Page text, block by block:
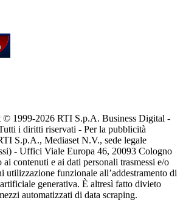
© 1999-2026 RTI S.p.A. Business Digital -
i diritti riservati - Per la pubblicità
S.p.A., Mediaset N.V., sede legale
- Uffici Viale Europa 46, 20093 Cologno
ai contenuti e ai dati personali trasmessi e/o
utilizzazione funzionale all’addestramento di
generativa. È altresì fatto divieto
automatizzati di data scraping.